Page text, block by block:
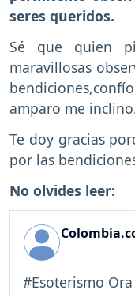
seres queridos.
Sé que quien
maravillosas
amparo me
Te doy gracias
por las
No olvides leer:
#Esoterismo